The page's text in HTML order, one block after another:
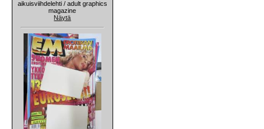
aikuisviihdelehti / adult graphics
magazine
Näytä